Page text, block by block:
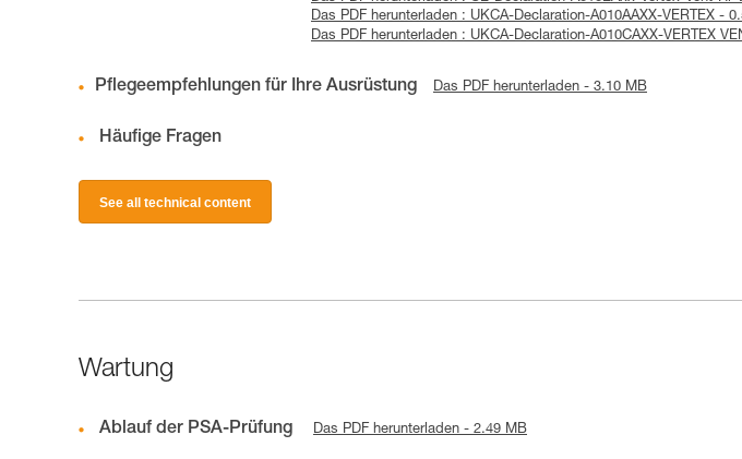
Das PDF herunterladen : UKCA-Declaration-A010AAXX-VERTEX -
Das PDF herunterladen : UKCA-Declaration-A010CAXX-VERTEX
Pflegeempfehlungen für Ihre Ausrüstung Das PDF herunterladen - 3.10 MB
Häufige Fragen
See all technical content
Wartung
Ablauf der PSA-Prüfung Das PDF herunterladen - 2.49 MB